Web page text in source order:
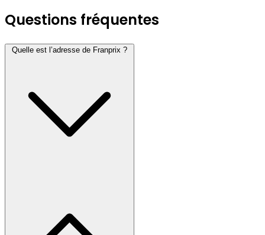
Questions fréquentes
Quelle est l’adresse de Franprix ?